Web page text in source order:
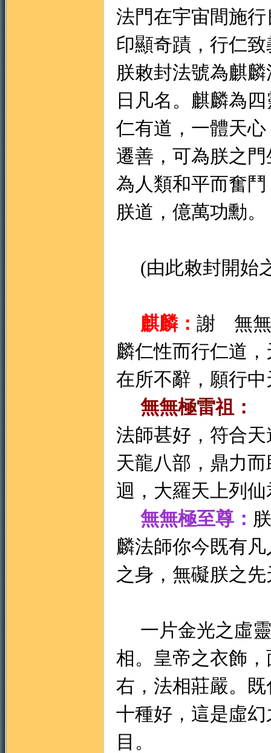
法門在宇宙間施
印顯奇蹟，行仁
朕敕封法號為麒
日凡名。麒麟為
仁有道，一體天
遷善，可為朕之
為人類和平而奮
朕道，億萬功勳。
(由此敕封開始
麒麟： 謝 無無
麟仁性而行仁道
在所不辭，願行
無無極雷祖：
法師甚好，符合
天龍八部，鼎力
迴，大羅天上列仙
無無極至尊：
麟法師你今既有
之身，無礙朕之
一片金光之虛靈
相。皇帝之衣飾
右，法相莊嚴。
十種好，這是虛
目。